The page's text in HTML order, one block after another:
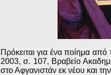
Πρόκειται για ένα ποίημα από
2003, σ. 107, Βραβείο
στο Αφγανιστάν εκ νέου και